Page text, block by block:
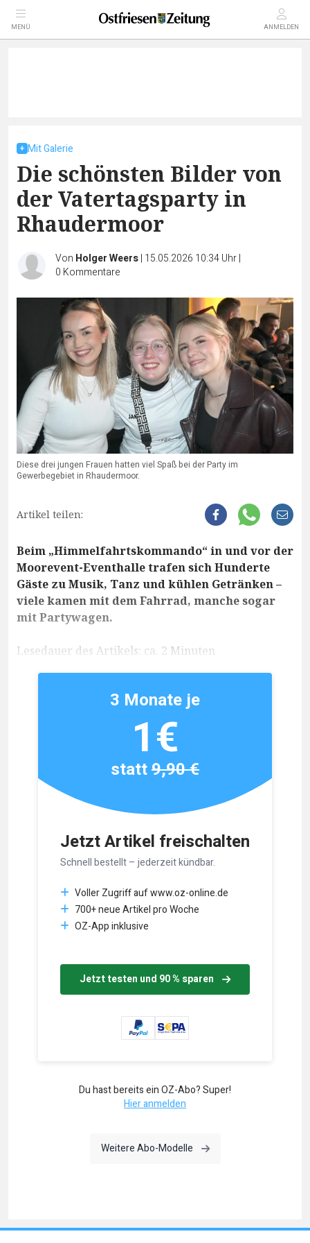
MENÜ ANMELDEN
Mit Galerie
Die schönsten Bilder von
der Vatertagsparty in
Rhaudermoor
Von Holger Weers| 15.05.2026 10:34 Uhr|
0 Kommentare
Diese drei jungen Frauen hatten viel Spaß bei der Party im
Gewerbegebiet in Rhaudermoor.
Artikel teilen:
Beim „Himmelfahrtskommando“ in und vor der
Moorevent-Eventhalle trafen sich Hunderte
Gäste zu Musik, Tanz und kühlen Getränken –
viele kamen mit dem Fahrrad, manche sogar
mit Partywagen.
Lesedauer des Artikels: ca. 2 Minuten
Jetzt Artikel freischalten
Schnell bestellt – jederzeit kündbar.
Voller Zugriff auf www.oz-online.de
700+ neue Artikel pro Woche
OZ-App inklusive
Jetzt testen und 90 % sparen
3 Monate je
1€
statt9,90 €
Du hast bereits ein OZ-Abo? Super!
Hier anmelden
Weitere Abo-Modelle